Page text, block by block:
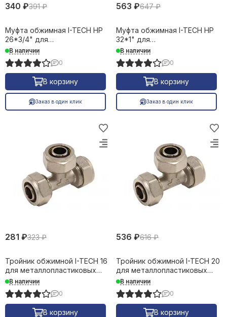
340 ₽391 ₽
Муфта обжимная I-TECH НР
26*3/4" для
металлопластиковых труб
16652
В наличии
0
В корзину
Заказ в один клик
563 ₽647 ₽
Муфта обжимная I-TECH НР
32*1" для
металлопластиковых труб
16653
В наличии
0
В корзину
Заказ в один клик
281 ₽323 ₽
Тройник обжимной I-TECH 16
для металлопластиковых
труб 16633
В наличии
0
В корзину
536 ₽616 ₽
Тройник обжимной I-TECH 20
для металлопластиковых
труб 16634
В наличии
0
В корзину